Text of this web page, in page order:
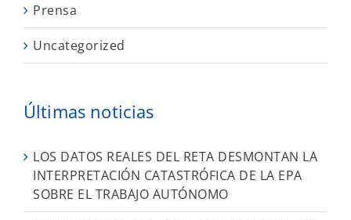
Prensa
Uncategorized
Últimas noticias
LOS DATOS REALES DEL RETA DESMONTAN LA
INTERPRETACIÓN CATASTRÓFICA DE LA EPA
SOBRE EL TRABAJO AUTÓNOMO